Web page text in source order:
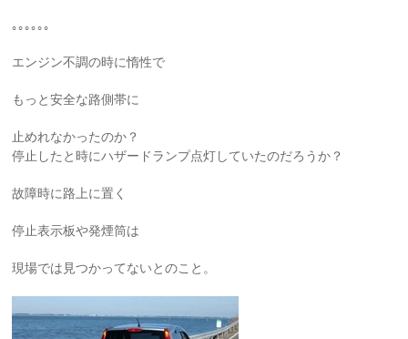
｡｡｡｡｡｡
エンジン不調の時に惰性で
もっと安全な路側帯に
止めれなかったのか？
停止したと時にハザードランプ点灯していたのだろうか？
故障時に路上に置く
停止表示板や発煙筒は
現場では見つかってないとのこと。